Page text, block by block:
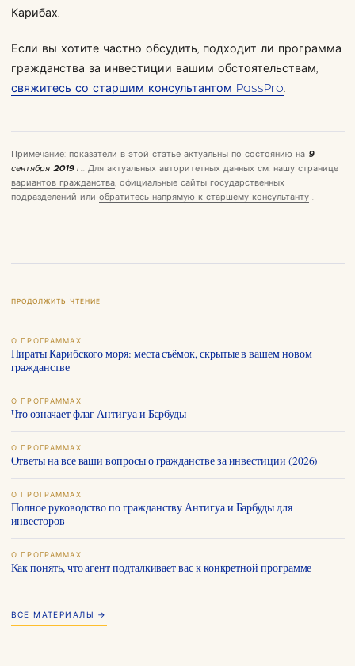
Карибах.
Если вы хотите частно обсудить, подходит ли программа
гражданства за инвестиции вашим обстоятельствам,
свяжитесь со старшим консультантом PassPro.
Примечание: показатели в этой статье актуальны по состоянию на 9
сентября 2019 г. . Для актуальных авторитетных данных см. нашу странице
вариантов гражданства, официальные сайты государственных
подразделений или обратитесь напрямую к старшему консультанту.
ПРОДОЛЖИТЬ ЧТЕНИЕ
О ПРОГРАММАХ
Пираты Карибского моря: места съёмок, скрытые в вашем новом
гражданстве
О ПРОГРАММАХ
Что означает флаг Антигуа и Барбуды
О ПРОГРАММАХ
Ответы на все ваши вопросы о гражданстве за инвестиции (2026)
О ПРОГРАММАХ
Полное руководство по гражданству Антигуа и Барбуды для
инвесторов
О ПРОГРАММАХ
Как понять, что агент подталкивает вас к конкретной программе
ВСЕ МАТЕРИАЛЫ →